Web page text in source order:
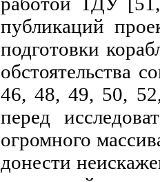
публикаций
подготовки
обстоятельства
46, 48, 49, 50,
перед
огромного
донести